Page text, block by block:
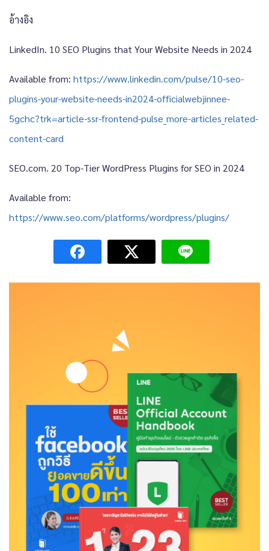
อ้างอิง
LinkedIn. 10 SEO Plugins that Your Website Needs in 2024
Available from: https://www.linkedin.com/pulse/10-seo-
plugins-your-website-needs-in2024-officialwebjinnee-
5gchc?trk=article-ssr-frontend-pulse_more-articles_related-
content-card
SEO.com. 20 Top-Tier WordPress Plugins for SEO in 2024
Available from:
https://www.seo.com/platforms/wordpress/plugins/